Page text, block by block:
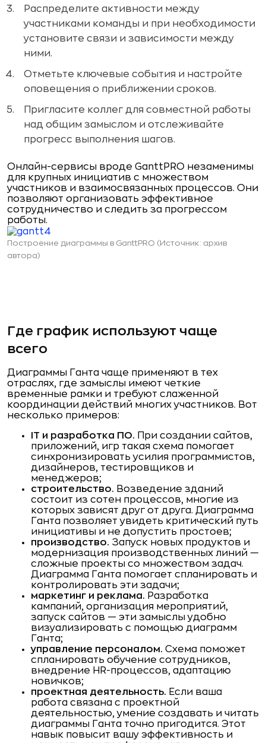
Распределите активности между
участниками команды и при необходимости
установите связи и зависимости между
ними.
Отметьте ключевые события и настройте
оповещения о приближении сроков.
Пригласите коллег для совместной работы
над общим замыслом и отслеживайте
прогресс выполнения шагов.
Онлайн-сервисы вроде GanttPRO незаменимы
для крупных инициатив с множеством
участников и взаимосвязанных процессов. Они
позволяют организовать эффективное
сотрудничество и следить за прогрессом
работы.
Построение диаграммы в GanttPRO (Источник: архив
автора)
Где график используют чаще
всего
Диаграммы Ганта чаще применяют в тех
отраслях, где замыслы имеют четкие
временные рамки и требуют слаженной
координации действий многих участников. Вот
несколько примеров:
IT и разработка ПО. При создании сайтов,
приложений, игр такая схема помогает
синхронизировать усилия программистов,
дизайнеров, тестировщиков и
менеджеров;
строительство. Возведение зданий
состоит из сотен процессов, многие из
которых зависят друг от друга. Диаграмма
Ганта позволяет увидеть критический путь
инициативы и не допустить простоев;
производство. Запуск новых продуктов и
модернизация производственных линий —
сложные проекты со множеством задач.
Диаграмма Ганта помогает спланировать и
контролировать эти задачи;
маркетинг и реклама. Разработка
кампаний, организация мероприятий,
запуск сайтов — эти замыслы удобно
визуализировать с помощью диаграмм
Ганта;
управление персоналом. Схема поможет
спланировать обучение сотрудников,
внедрение HR-процессов, адаптацию
новичков;
проектная деятельность. Если ваша
работа связана с проектной
деятельностью, умение создавать и читать
диаграммы Ганта точно пригодится. Этот
навык повысит вашу эффективность и